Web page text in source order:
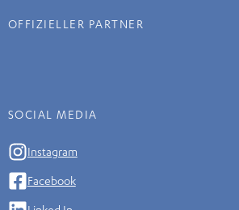
OFFIZIELLER PARTNER
SOCIAL MEDIA
Instagram
Facebook